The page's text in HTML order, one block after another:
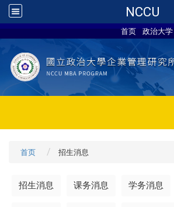
NCCU
首页 政治大学
首页 招生消息
招生消息 课务消息 学务消息